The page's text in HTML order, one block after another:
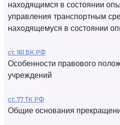
находящимся в состоянии
управления транспортным
находящемуся в состоянии
ст. 161 БК РФ
Особенности правового
учреждений
ст. 77 ТК РФ
Общие основания